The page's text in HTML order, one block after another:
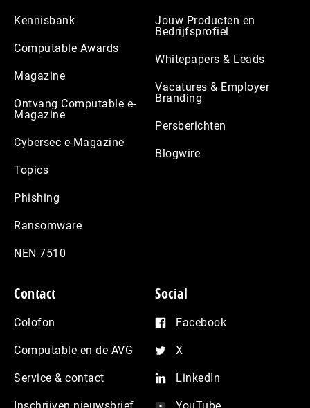
Kennisbank
Computable Awards
Magazine
Ontvang Computable e-
Magazine
Cybersec e-Magazine
Topics
Phishing
Ransomware
NEN 7510
Jouw Producten en
Bedrijfsprofiel
Whitepapers & Leads
Vacatures & Employer
Branding
Persberichten
Blogwire
Contact
Colofon
Computable en de AVG
Service & contact
Inschrijven nieuwsbrief
Social
Facebook
X
LinkedIn
YouTube